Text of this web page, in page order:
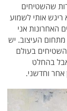
שהשטיחים
ריגש אותי לשמוע
האחרונות אני
מתחום העיצוב. יש
בעולם
בהחלט
אחר וחדשני.